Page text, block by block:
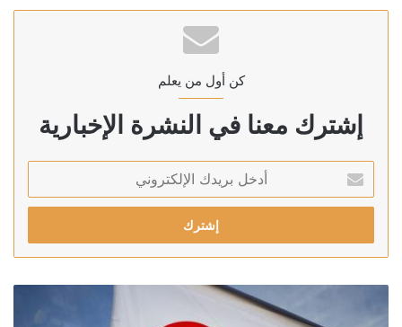
كن أول من يعلم
إشترك معنا في النشرة الإخبارية
بريدك
الإلكتروني